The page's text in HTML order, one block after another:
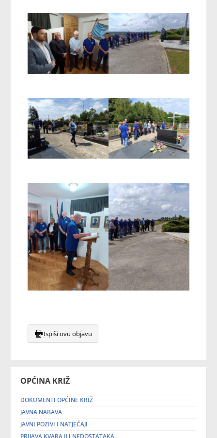
OPĆINA KRIŽ
DOKUMENTI OPĆINE KRIŽ
JAVNA NABAVA
JAVNI POZIVI I NATJEČAJI
PRIJAVA KVARA ILI NEDOSTATAKA
Ispiši ovu objavu